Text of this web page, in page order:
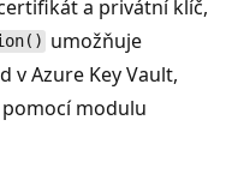
a privátní klíč,
umožňuje
v Azure Key Vault,
modulu